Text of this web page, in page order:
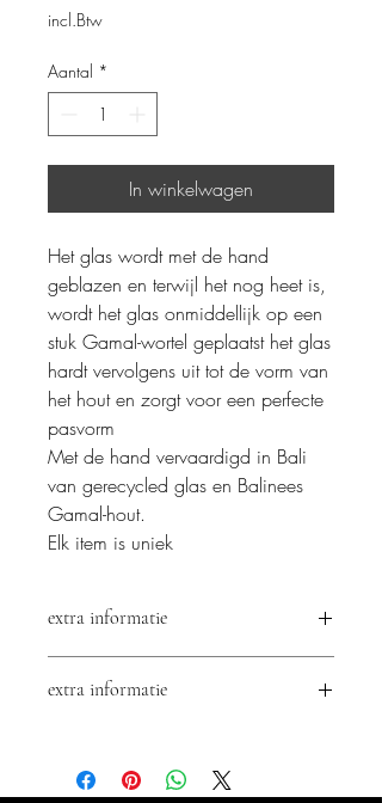
incl.Btw
Aantal *
In winkelwagen
Het glas wordt met de hand
geblazen en terwijl het nog heet is,
wordt het glas onmiddellijk op een
stuk Gamal-wortel geplaatst het glas
hardt vervolgens uit tot de vorm van
het hout en zorgt voor een perfecte
pasvorm
Met de hand vervaardigd in Bali
van gerecycled glas en Balinees
Gamal-hout.
Elk item is uniek
extra informatie
van dit product kunnen er kleine
extra informatie
10cm
Inhoud: 0.6 Ltr.